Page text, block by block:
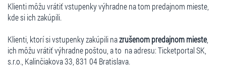
Klienti môžu vrátiť vstupenky výhradne na tom predajnom mieste,
kde si ich zakúpili.
Klienti, ktorí si vstupenky zakúpili nazrušenom predajnom mieste,
ich môžu vrátiť výhradne poštou, a to na adresu: Ticketportal SK,
s.r.o., Kalinčiakova 33, 831 04 Bratislava.